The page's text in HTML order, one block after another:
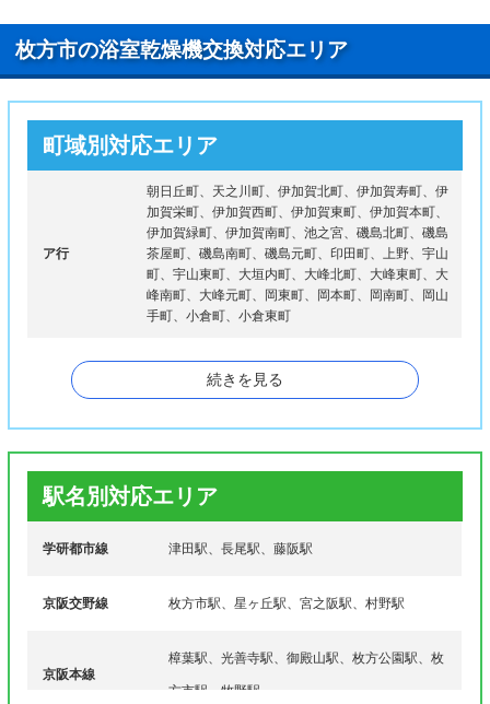
枚方市の浴室乾燥機交換対応エリア
町域別対応エリア
ア行
朝日丘町、天之川町、伊加賀北町、伊加賀寿町、伊
加賀栄町、伊加賀西町、伊加賀東町、伊加賀本町、
伊加賀緑町、伊加賀南町、池之宮、磯島北町、磯島
茶屋町、磯島南町、磯島元町、印田町、上野、宇山
町、宇山東町、大垣内町、大峰北町、大峰東町、大
峰南町、大峰元町、岡東町、岡本町、岡南町、岡山
手町、小倉町、小倉東町
甲斐田新町、甲斐田町、甲斐田東町、春日北町、春
日西町、春日野、春日東町、春日元町、片鉾東町、
片鉾本町、上島町、上島東町、川原町、菊丘町、菊
里園桜木町、香里園町、香里園東之町、香里園山之
手町、香里ケ丘、黄金野、御殿山町、御殿山南町
サ行
町、招提元町、新之栄町、新町、翠香園町、杉、杉
前、津田北町、津田西町、津田東町、津田南町、津
続きを見る
駅名別対応エリア
学研都市線 津田駅、長尾駅、藤阪駅
京阪交野線 枚方市駅、星ヶ丘駅、宮之阪駅、村野駅
京阪本線
樟葉駅、光善寺駅、御殿山駅、枚方公園駅、枚
方市駅、牧野駅